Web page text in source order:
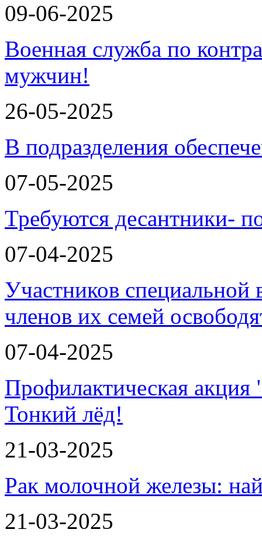
09-06-2025
Военная служба по
мужчин!
26-05-2025
В подразделения
07-05-2025
Требуются десантники-
07-04-2025
Участников
членов их семей
07-04-2025
Профилактическая
Тонкий лёд!
21-03-2025
Рак молочной железы:
21-03-2025